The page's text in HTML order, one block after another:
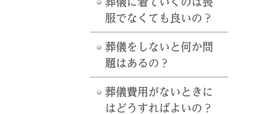
服でなくても良いの？
葬儀をしないと何か問
題はあるの？
葬儀費用がないときに
はどうすればよいの？